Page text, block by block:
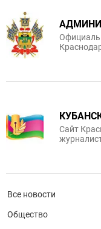
Сайт
Все новости
Общество